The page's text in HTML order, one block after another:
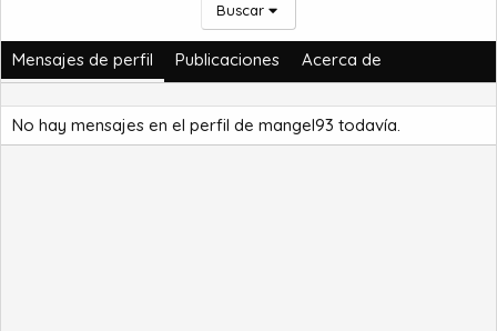
Buscar
Mensajes de perfil Publicaciones Acerca de
No hay mensajes en el perfil de mangel93 todavía.